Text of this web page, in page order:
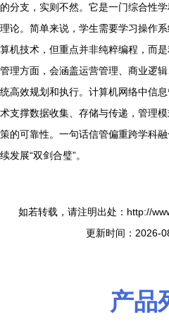
的分支，实则不然。它是一门综合性
理论。简单来说，学生需要学习操作
算机技术，但重点并非纯粹编程，而
管理方面，会涵盖运营管理、商业逻
统高效规划和执行。计算机网络中信
术支撑数据收集、存储与传递，管理
策的可靠性。一句话信管偏重跨学科
续发展“双剑合璧”。
如若转载，请注明出处：http://
更新时间：2026-
产品